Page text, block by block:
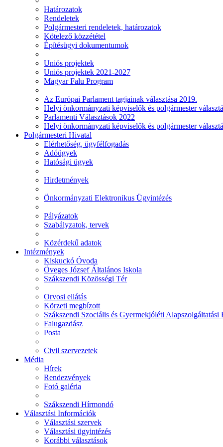
Határozatok
Rendeletek
Polgármesteri rendeletek, határozatok
Kötelező közzététel
Építésügyi dokumentumok
Uniós projektek
Uniós projektek 2021-2027
Magyar Falu Program
Az Európai Parlament tagjainak választása 2019.
Helyi önkormányzati képviselők és polgármester
Parlamenti Választások 2022
Helyi önkormányzati képviselők és polgármester
Polgármesteri Hivatal
Elérhetőség, ügyfélfogadás
Adóügyek
Hatósági ügyek
Hirdetmények
Önkormányzati Elektronikus Ügyintézés
Pályázatok
Szabályzatok, tervek
Közérdekű adatok
Intézmények
Kiskuckó Óvoda
Öveges József Általános Iskola
Szákszendi Közösségi Tér
Orvosi ellátás
Körzeti megbízott
Szákszendi Szociális és Gyermekjóléti Alapszolgáltatási
Falugazdász
Posta
Civil szervezetek
Média
Hírek
Rendezvények
Fotó galéria
Szákszendi Hírmondó
Választási Információk
Választási szervek
Választási ügyintézés
Korábbi választások